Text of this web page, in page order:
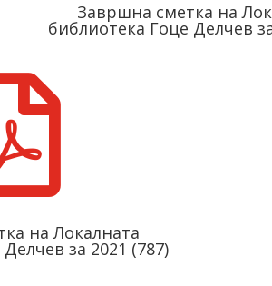
Завршнa сметкa на
библиотека Гоце Делчев
на Локалната
за 2021 (787)